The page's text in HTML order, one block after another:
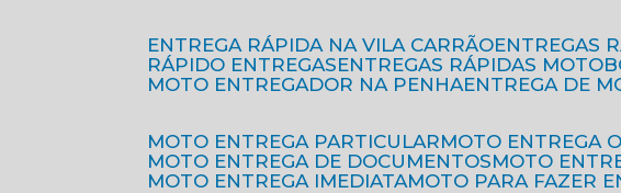
ENTREGA RÁPIDA NA VILA CARRÃO
ENTREGAS
RÁPIDO ENTREGAS
ENTREGAS RÁPIDAS
MOTO ENTREGADOR NA PENHA
ENTREGA DE
MOTO ENTREGA PARTICULAR
MOTO ENTREGA
MOTO ENTREGA DE DOCUMENTOS
MOTO
MOTO ENTREGA IMEDIATA
MOTO PARA FAZER